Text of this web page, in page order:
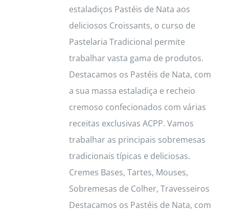
be
chosen
on
the
product
page
estaladiços Pastéis de Nata aos
deliciosos Croissants, o curso de
Pastelaria Tradicional permite
trabalhar vasta gama de produtos.
Destacamos os Pastéis de Nata, com
a sua massa estaladiça e recheio
cremoso confecionados com várias
receitas exclusivas ACPP. Vamos
trabalhar as principais sobremesas
tradicionais típicas e deliciosas.
Cremes Bases, Tartes, Mouses,
Sobremesas de Colher, Travesseiros
Destacamos os Pastéis de Nata, com